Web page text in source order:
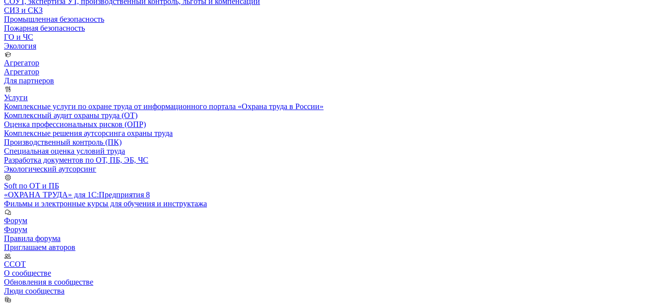
СИЗ и СКЗ
Промышленная безопасность
Пожарная безопасность
ГО и ЧС
Экология
Агрегатор
Агрегатор
Для партнеров
Услуги
Комплексные услуги по охране труда от информационного портала «Охрана труда в России»
Комплексный аудит охраны труда (ОТ)
Оценка профессиональных рисков (ОПР)
Комплексные решения аутсорсинга охраны труда
Производственный контроль (ПК)
Специальная оценка условий труда
Разработка документов по ОТ, ПБ, ЭБ, ЧС
Экологический аутсорсинг
Soft по ОТ и ПБ
«ОХРАНА ТРУДА» для 1С:Предприятия 8
Фильмы и электронные курсы для обучения и инструктажа
Форум
Форум
Правила форума
Приглашаем авторов
ССОТ
О сообществе
Обновления в сообществе
Люди сообщества